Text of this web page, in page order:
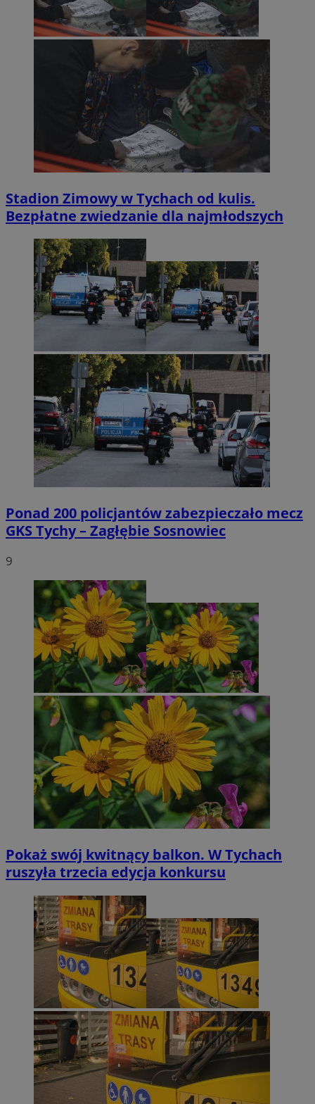
Stadion Zimowy w Tychach od kulis.
Bezpłatne zwiedzanie dla najmłodszych
Ponad 200 policjantów zabezpieczało mecz
GKS Tychy – Zagłębie Sosnowiec
9
Pokaż swój kwitnący balkon. W Tychach
ruszyła trzecia edycja konkursu